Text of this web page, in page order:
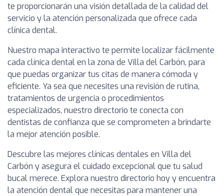
te proporcionarán una visión detallada de la calidad del
servicio y la atención personalizada que ofrece cada
clínica dental.
Nuestro mapa interactivo te permite localizar fácilmente
cada clínica dental en la zona de Villa del Carbón, para
que puedas organizar tus citas de manera cómoda y
eficiente. Ya sea que necesites una revisión de rutina,
tratamientos de urgencia o procedimientos
especializados, nuestro directorio te conecta con
dentistas de confianza que se comprometen a brindarte
la mejor atención posible.
Descubre las mejores clínicas dentales en Villa del
Carbón y asegura el cuidado excepcional que tu salud
bucal merece. Explora nuestro directorio hoy y encuentra
la atención dental que necesitas para mantener una